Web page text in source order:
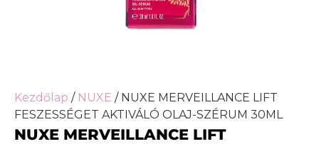
Kezdőlap / NUXE / NUXE MERVEILLANCE LIFT
FESZESSÉGET AKTIVÁLÓ OLAJ-SZÉRUM 30ML
NUXE MERVEILLANCE LIFT